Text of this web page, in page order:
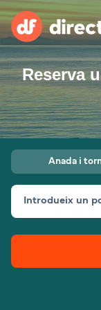
Països
Bitllets de Ferry
Ferris
Reserva
Anada i
Introdueix un